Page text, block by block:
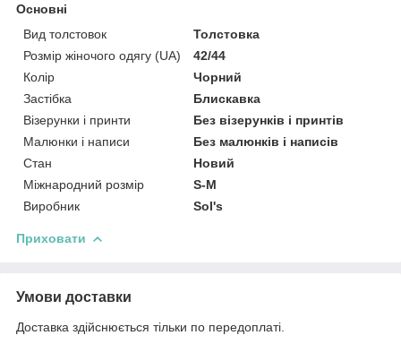
Основні
Вид толстовок
Толстовка
Розмір жіночого одягу (UA)
42/44
Колір
Чорний
Застібка
Блискавка
Візерунки і принти
Без візерунків і принтів
Малюнки і написи
Без малюнків і написів
Стан
Новий
Міжнародний розмір
S-M
Виробник
Sol's
Приховати
Умови доставки
Доставка здійснюється тільки по передоплаті.